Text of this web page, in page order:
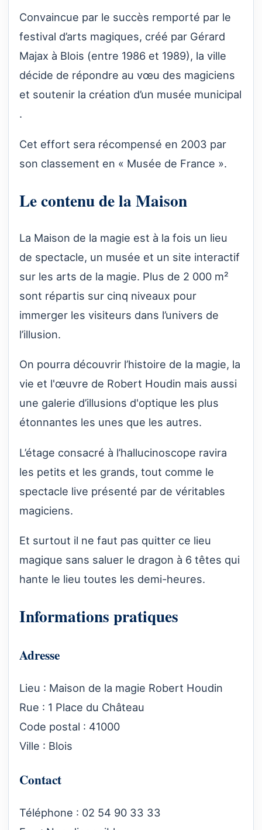
Convaincue par le succès remporté par le
festival d’arts magiques, créé par Gérard
Majax à Blois (entre 1986 et 1989), la ville
décide de répondre au vœu des magiciens
et soutenir la création d’un musée municipal
.
Cet effort sera récompensé en 2003 par
son classement en « Musée de France ».
Le contenu de la Maison
La Maison de la magie est à la fois un lieu
de spectacle, un musée et un site interactif
sur les arts de la magie. Plus de 2 000 m²
sont répartis sur cinq niveaux pour
immerger les visiteurs dans l’univers de
l’illusion.
On pourra découvrir l’histoire de la magie, la
vie et l'œuvre de Robert Houdin mais aussi
une galerie d’illusions d'optique les plus
étonnantes les unes que les autres.
L’étage consacré à l’hallucinoscope ravira
les petits et les grands, tout comme le
spectacle live présenté par de véritables
magiciens.
Et surtout il ne faut pas quitter ce lieu
magique sans saluer le dragon à 6 têtes qui
hante le lieu toutes les demi-heures.
Informations pratiques
Adresse
Lieu : Maison de la magie Robert Houdin
Rue : 1 Place du Château
Code postal : 41000
Ville : Blois
Contact
Téléphone : 02 54 90 33 33